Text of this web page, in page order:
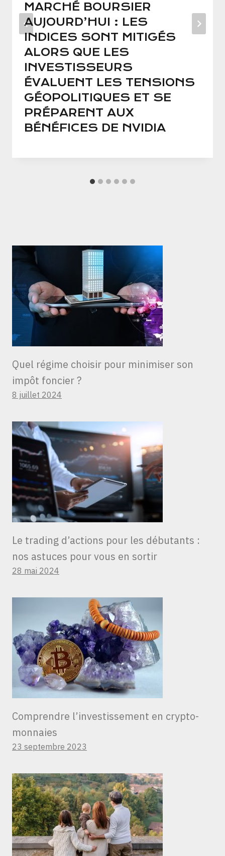
MARCHÉ BOURSIER
AUJOURD’HUI : LES
INDICES SONT MITIGÉS
ALORS QUE LES
INVESTISSEURS
ÉVALUENT LES TENSIONS
GÉOPOLITIQUES ET SE
PRÉPARENT AUX
BÉNÉFICES DE NVIDIA
Quel régime choisir pour minimiser son
impôt foncier ?
8 juillet 2024
Le trading d’actions pour les débutants :
nos astuces pour vous en sortir
28 mai 2024
Comprendre l’investissement en crypto-
monnaies
23 septembre 2023